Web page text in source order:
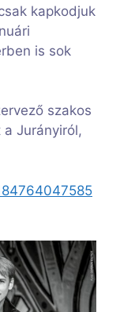
kapkodjuk
is sok
szakos
Jurányiról,